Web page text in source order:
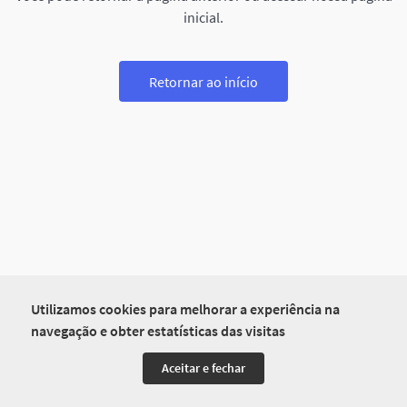
Utilizamos cookies para melhorar a experiência na
navegação e obter estatísticas das visitas
Aceitar e fechar
inicial.
Retornar ao início